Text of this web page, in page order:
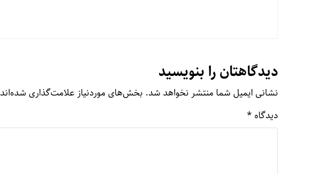
دیدگاهتان را بنویسید
نشانی ایمیل شما منتشر نخواهد شد. بخش‌های موردنیاز علامت‌گذاری شده‌اند
دیدگاه *